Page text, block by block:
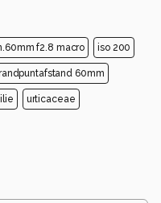
f2.8 macro iso 200
60mm
urticaceae